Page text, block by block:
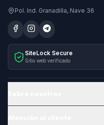
Pol. Ind. Granadilla, Nave 36
SiteLock Secure
Sitio web verificado